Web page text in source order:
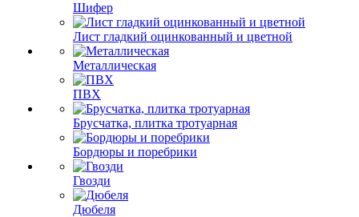
Шифер
Лист гладкий оцинкованный и цветной
Металлическая
ПВХ
Брусчатка, плитка тротуарная
Бордюры и поребрики
Гвозди
Дюбеля